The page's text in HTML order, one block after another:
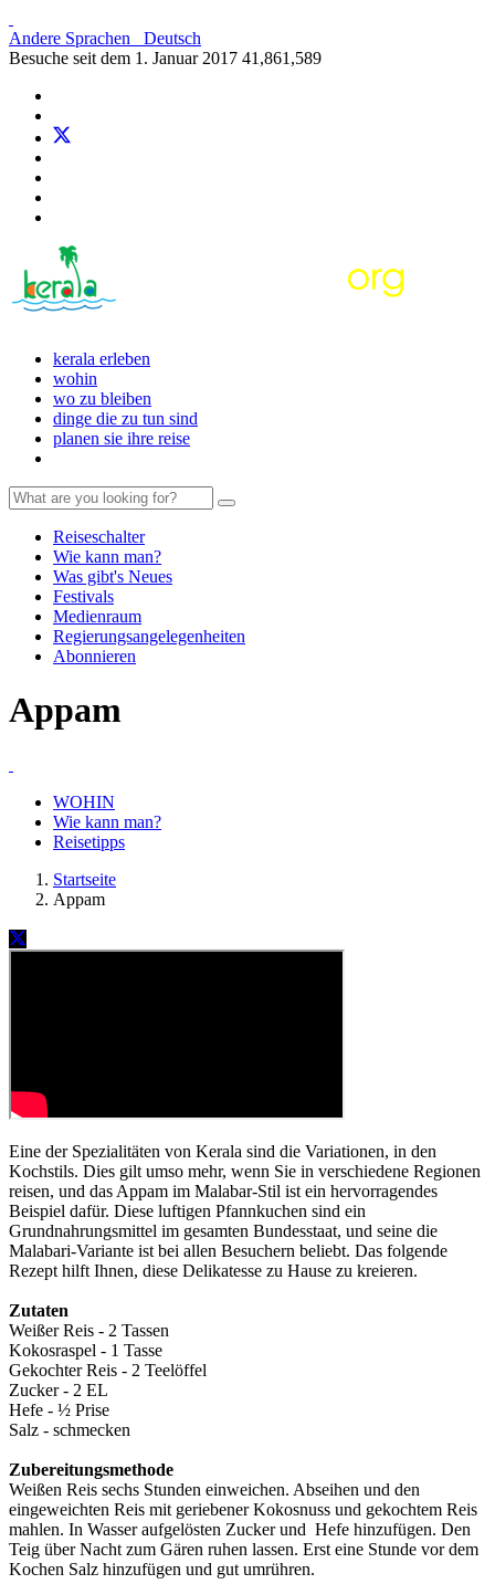
Andere Sprachen
Deutsch
Besuche seit dem 1. Januar 2017 41,861,589
kerala erleben
wohin
wo zu bleiben
dinge die zu tun sind
planen sie ihre reise
Reiseschalter
Wie kann man?
Was gibt's Neues
Festivals
Medienraum
Regierungsangelegenheiten
Abonnieren
Appam
WOHIN
Wie kann man?
Reisetipps
Startseite
Appam
Eine der Spezialitäten von Kerala sind die Variationen, in den
Kochstils. Dies gilt umso mehr, wenn Sie in verschiedene Regionen
reisen, und das Appam im Malabar-Stil ist ein hervorragendes
Beispiel dafür. Diese luftigen Pfannkuchen sind ein
Grundnahrungsmittel im gesamten Bundesstaat, und seine die
Malabari-Variante ist bei allen Besuchern beliebt. Das folgende
Rezept hilft Ihnen, diese Delikatesse zu Hause zu kreieren.
Zutaten
Weißer Reis - 2 Tassen
Kokosraspel - 1 Tasse
Gekochter Reis - 2 Teelöffel
Zucker - 2 EL
Hefe - ½ Prise
Salz - schmecken
Zubereitungsmethode
Weißen Reis sechs Stunden einweichen. Abseihen und den
eingeweichten Reis mit geriebener Kokosnuss und gekochtem Reis
mahlen. In Wasser aufgelösten Zucker und Hefe hinzufügen. Den
Teig über Nacht zum Gären ruhen lassen. Erst eine Stunde vor dem
Kochen Salz hinzufügen und gut umrühren.